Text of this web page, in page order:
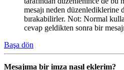
mesajı neden
bırakabilirler. Not: Normal
cevap geldikten sonra bir
Başa dön
Mesajıma bir imza nasıl eklerim?